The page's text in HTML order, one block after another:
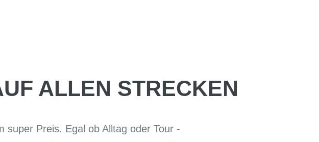
ALLEN STRECKEN
super Preis. Egal ob Alltag oder Tour -